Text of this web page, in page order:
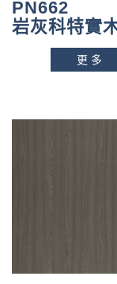
PN662
岩灰科特實
更多